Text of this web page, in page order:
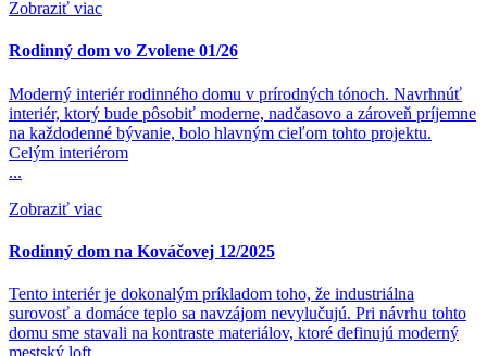
Zobraziť viac
Rodinný dom vo Zvolene 01/26
Moderný interiér rodinného domu v prírodných tónoch. Navrhnúť
interiér, ktorý bude pôsobiť moderne, nadčasovo a zároveň príjemne
na každodenné bývanie, bolo hlavným cieľom tohto projektu.
Celým interiérom
...
Zobraziť viac
Rodinný dom na Kováčovej 12/2025
Tento interiér je dokonalým príkladom toho, že industriálna
surovosť a domáce teplo sa navzájom nevylučujú. Pri návrhu tohto
domu sme stavali na kontraste materiálov, ktoré definujú moderný